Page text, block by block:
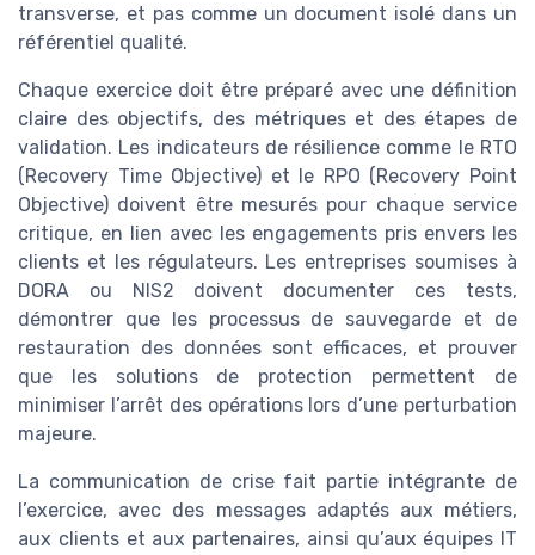
transverse, et pas comme un document isolé dans un
référentiel qualité.
Chaque exercice doit être préparé avec une définition
claire des objectifs, des métriques et des étapes de
validation. Les indicateurs de résilience comme le RTO
(Recovery Time Objective) et le RPO (Recovery Point
Objective) doivent être mesurés pour chaque service
critique, en lien avec les engagements pris envers les
clients et les régulateurs. Les entreprises soumises à
DORA ou NIS2 doivent documenter ces tests,
démontrer que les processus de sauvegarde et de
restauration des données sont efficaces, et prouver
que les solutions de protection permettent de
minimiser l’arrêt des opérations lors d’une perturbation
majeure.
La communication de crise fait partie intégrante de
l’exercice, avec des messages adaptés aux métiers,
aux clients et aux partenaires, ainsi qu’aux équipes IT